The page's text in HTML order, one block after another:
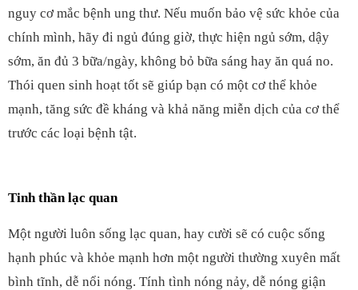
nguy cơ mắc bệnh ung thư. Nếu muốn bảo vệ sức khỏe của
chính mình, hãy đi ngủ đúng giờ, thực hiện ngủ sớm, dậy
sớm, ăn đủ 3 bữa/ngày, không bỏ bữa sáng hay ăn quá no.
Thói quen sinh hoạt tốt sẽ giúp bạn có một cơ thể khỏe
mạnh, tăng sức đề kháng và khả năng miễn dịch của cơ thể
trước các loại bệnh tật.
Tinh thần lạc quan
Một người luôn sống lạc quan, hay cười sẽ có cuộc sống
hạnh phúc và khỏe mạnh hơn một người thường xuyên mất
bình tĩnh, dễ nổi nóng. Tính tình nóng nảy, dễ nóng giận